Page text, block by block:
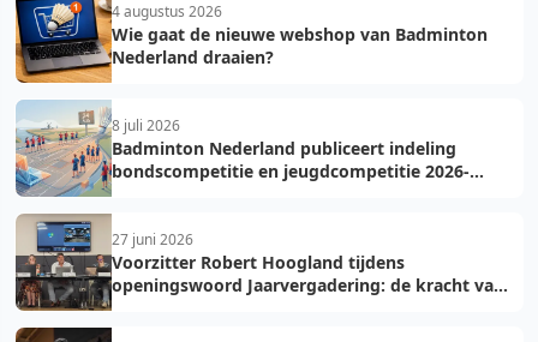
4 augustus 2026
Wie gaat de nieuwe webshop van Badminton
Nederland draaien?
8 juli 2026
Badminton Nederland publiceert indeling
bondscompetitie en jeugdcompetitie 2026-
27 juni 2026
Voorzitter Robert Hoogland tijdens
openingswoord Jaarvergadering: de kracht van